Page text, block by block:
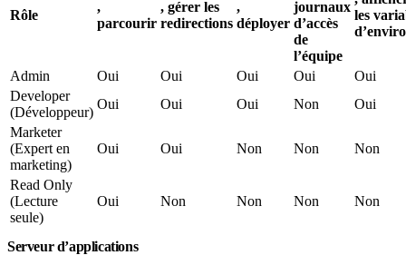
Rôle
,
parcourir
, gérer les
redirections
,
déployer
journaux
d’accès
de
l’équipe
les
Admin Oui Oui Oui Oui
Oui
Developer
(Développeur)
Oui Oui Oui Non
Oui
Marketer
(Expert en
marketing)
Oui Oui Non Non Non
Read Only
(Lecture
seule)
Oui Non Non Non Non
Serveur d’applications